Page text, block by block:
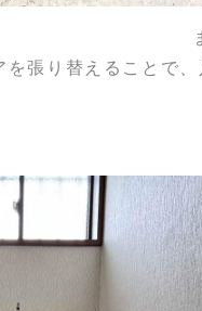
を張り替えることで